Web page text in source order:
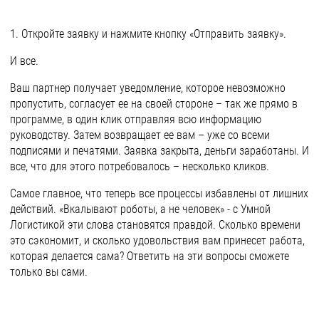
1. Откройте заявку и нажмите кнопку «Отправить заявку».
И все.
Ваш партнер получает уведомление, которое невозможно
пропустить, согласует ее на своей стороне – так же прямо в
программе, в один клик отправляя всю информацию
руководству. Затем возвращает ее вам – уже со всеми
подписями и печатями. Заявка закрыта, деньги заработаны. И
все, что для этого потребовалось – несколько кликов.
Самое главное, что теперь все процессы избавлены от лишних
действий. «Вкалывают роботы, а не человек» - с Умной
Логистикой эти слова становятся правдой. Сколько времени
это сэкономит, и сколько удовольствия вам принесет работа,
которая делается сама? Ответить на эти вопросы сможете
только вы сами.